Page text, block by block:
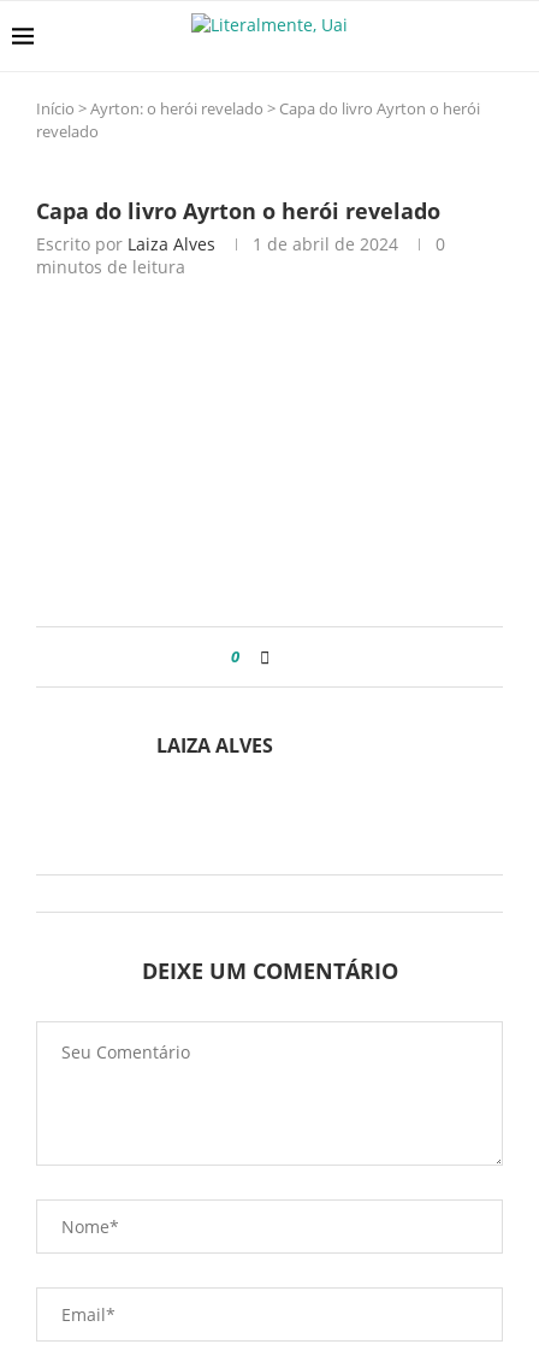
Início >Ayrton: o herói revelado > Capa do livro Ayrton o herói
revelado
Capa do livro Ayrton o herói revelado
Escrito por Laiza Alves 1 de abril de 2024
0
minutos de leitura
0
LAIZA ALVES
DEIXE UM COMENTÁRIO